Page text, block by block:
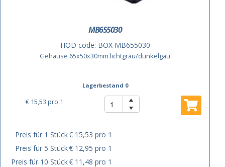
MB655030
HOD code: BOX MB655030
Gehäuse 65x50x30mm lichtgrau/dunkelgau
Lagerbestand 0
€ 15,53 pro 1
Preis für 1 Stück€ 15,53 pro 1
Preis für 5 Stück€ 12,95 pro 1
Preis für 10 Stück€ 11,48 pro 1